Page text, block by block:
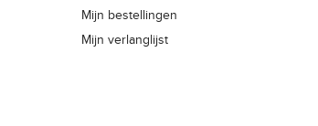
Mijn bestellingen
Mijn verlanglijst